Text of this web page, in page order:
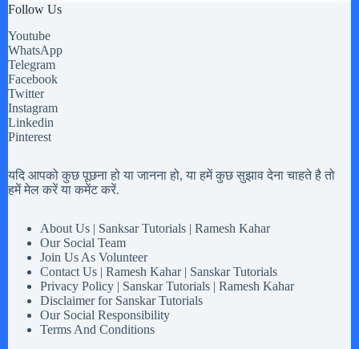
Follow Us
Youtube
WhatsApp
Telegram
Facebook
Twitter
Instagram
Linkedin
Pinterest
यदि आपको कुछ पूछना हो या जानना हो, या हमें कुछ सुझाव देना चाहते है तो
हमें मेल करें या कमेंट करें.
About Us | Sanksar Tutorials | Ramesh Kahar
Our Social Team
Join Us As Volunteer
Contact Us | Ramesh Kahar | Sanskar Tutorials
Privacy Policy | Sanskar Tutorials | Ramesh Kahar
Disclaimer for Sanskar Tutorials
Our Social Responsibility
Terms And Conditions